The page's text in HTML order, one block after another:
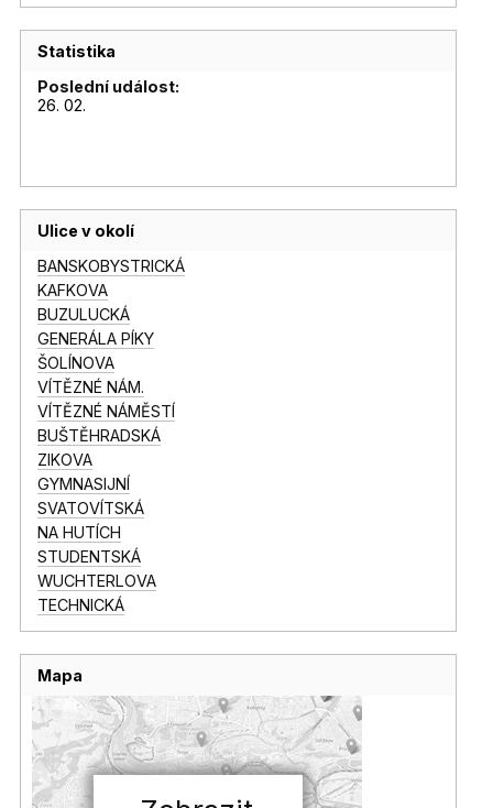
Statistika
Poslední událost:
26. 02.
Ulice v okolí
BANSKOBYSTRICKÁ
KAFKOVA
BUZULUCKÁ
GENERÁLA PÍKY
ŠOLÍNOVA
VÍTĚZNÉ NÁM.
VÍTĚZNÉ NÁMĚSTÍ
BUŠTĚHRADSKÁ
ZIKOVA
GYMNASIJNÍ
SVATOVÍTSKÁ
NA HUTÍCH
STUDENTSKÁ
WUCHTERLOVA
TECHNICKÁ
Mapa